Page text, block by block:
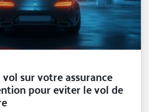
vol sur votre assurance
pour eviter le vol de